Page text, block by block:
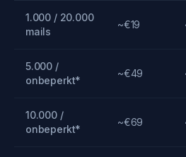
1.000 / 20.000
mails
~€19
5.000 /
onbeperkt*
~€49
10.000 /
onbeperkt*
~€69